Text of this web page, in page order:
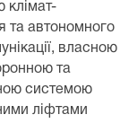
клімат-
та автономного
власною
та
системою
ліфтами